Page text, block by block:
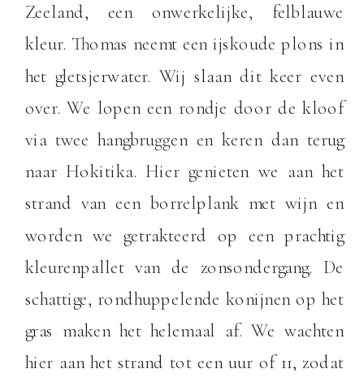
Zeeland, een onwerkelijke, felblauwe
kleur. Thomas neemt een ijskoude plons in
het gletsjerwater. Wij slaan dit keer even
over. We lopen een rondje door de kloof
via twee hangbruggen en keren dan terug
naar Hokitika. Hier genieten we aan het
strand van een borrelplank met wijn en
worden we getrakteerd op een prachtig
kleurenpallet van de zonsondergang. De
schattige, rondhuppelende konijnen op het
gras maken het helemaal af. We wachten
hier aan het strand tot een uur of 11, zodat